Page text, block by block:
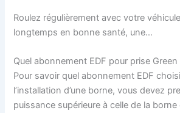
Roulez régulièrement avec votre
longtemps en bonne santé, une…
Quel abonnement EDF pour prise Green
Pour savoir quel abonnement EDF
l’installation d’une borne, vous devez
puissance supérieure à celle de la